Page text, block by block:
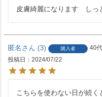
皮膚綺麗になります　し
匿名 3 購入者
40代
投稿日
2024/07/22
こちらを使わない日が続く